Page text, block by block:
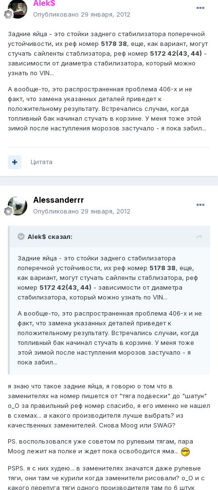
Alek$
Опубликовано 29 января, 2012
Задние яйца - это стойки заднего стабилизатора поперечной
устойчивости, их реф номер 5178 38, еще, как вариант, могут
стучать сайленты стаблизатора, реф номер 5172 42(43, 44) -
зависимости от диаметра стабилизатора, который можно
узнать по VIN...
А вообще-то, это распространенная проблема 406-х и не
факт, что замена указанных деталей приведет к
положительному результату. Встречались случаи, когда
топливный бак начинал стучать в корзине. У меня тоже этой
зимой после наступления морозов застучало - я пока забил...
Цитата
Alessanderrr
Опубликовано 29 января, 2012
Alek$ сказал:
Задние яйца - это стойки заднего стабилизатора
поперечной устойчивости, их реф номер 5178 38, еще,
как вариант, могут стучать сайленты стаблизатора, реф
номер 5172 42(43, 44) - зависимости от диаметра
стабилизатора, который можно узнать по VIN...
А вообще-то, это распространенная проблема 406-х и не
факт, что замена указанных деталей приведет к
положительному результату. Встречались случаи, когда
топливный бак начинал стучать в корзине. У меня тоже
этой зимой после наступления морозов застучало - я
пока забил...
я знаю что такое задние яйца, я говорю о том что в
заменителях на номер пишется от "тяга подвески" до "шатун"
о_О за правильный реф номер спасибо, я его именно не нашел
в схемах... а какого производителя лучше выбрать? из
качественных заменителей. Снова Moog или SWAG?
PS. воспользовался уже советом по рулевым тягам, пара
Moog лежит на полке и ждет пока освободится яма...
PSPS. я с них худею... в заменителях значатся даже рулевые
тяги, они там че курили когда заменители рисовали? о_О и с
какого перепуга тяги одного производителя там по 6 штук